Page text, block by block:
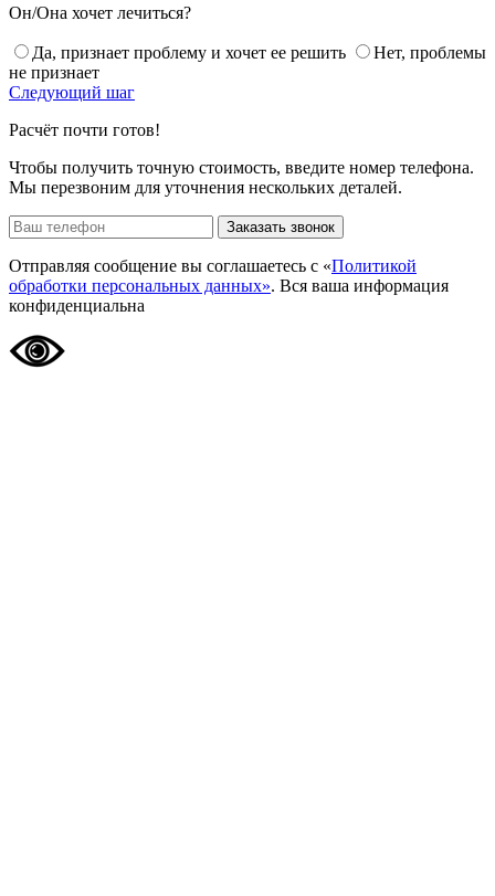
Он/Она хочет лечиться?
Да, признает проблему и хочет ее решить
Нет, проблемы
не признает
Следующий шаг
Расчёт почти готов!
Чтобы получить точную стоимость, введите номер телефона.
Мы перезвоним для уточнения нескольких деталей.
Заказать звонок
Отправляя сообщение вы соглашаетесь с «Политикой
обработки персональных данных». Вся ваша информация
конфиденциальна